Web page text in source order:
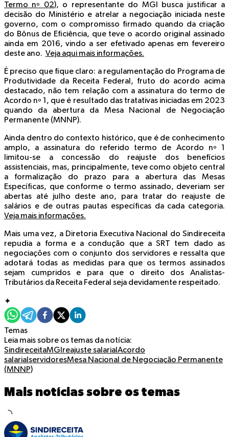
Termo nº 02), o representante do MGI busca justificar a
decisão do Ministério e atrelar a negociação iniciada neste
governo, com o compromisso firmado quando da criação
do Bônus de Eficiência, que teve o acordo original assinado
ainda em 2016, vindo a ser efetivado apenas em fevereiro
deste ano. Veja aqui mais informações.
É preciso que fique claro: a regulamentação do Programa de
Produtividade da Receita Federal, fruto do acordo acima
destacado, não tem relação com a assinatura do termo de
Acordo nº 1, que é resultado das tratativas iniciadas em 2023
quando da abertura da Mesa Nacional de Negociação
Permanente (MNNP).
Ainda dentro do contexto histórico, que é de conhecimento
amplo, a assinatura do referido termo de Acordo nº 1
limitou-se a concessão do reajuste dos benefícios
assistenciais, mas, principalmente, teve como objeto central
a formalização do prazo para a abertura das Mesas
Específicas, que conforme o termo assinado, deveriam ser
abertas até julho deste ano, para tratar do reajuste de
salários e de outras pautas específicas da cada categoria.
Veja mais informações.
Mais uma vez, a Diretoria Executiva Nacional do Sindireceita
repudia a forma e a condução que a SRT tem dado as
negociações com o conjunto dos servidores e ressalta que
adotará todas as medidas para que os termos assinados
sejam cumpridos e para que o direito dos Analistas-
Tributários da Receita Federal seja devidamente respeitado.
✦
Temas
Leia mais sobre os temas da notícia:
SindireceitaMGI reajuste salarial Acordo
salarial servidoresMesa Nacional de Negociação Permanente
(MNNP)
Mais notícias sobre os temas